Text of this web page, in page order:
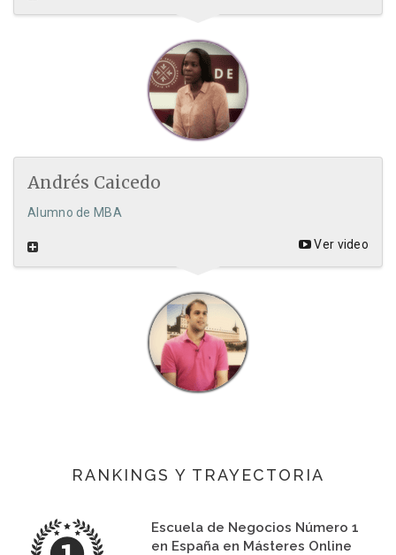
Andrés Caicedo
Alumno de MBA
Ver video
RANKINGS Y TRAYECTORIA
Escuela de Negocios Número 1
en España en Másteres Online